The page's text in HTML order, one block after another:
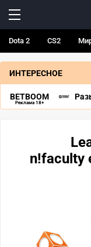
Dota 2 CS2
ИНТЕРЕСНОЕ
BETBOOM
Реклама 18+
n!faculty